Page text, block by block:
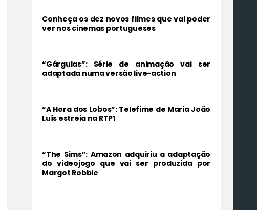
Conheça os dez novos filmes que vai poder
ver nos cinemas portugueses
“Gárgulas”: Série de animação vai ser
adaptada numa versão live-action
“A Hora dos Lobos”: Telefime de Maria João
Luís estreia na RTP1
“The Sims”: Amazon adquiriu a adaptação
do videojogo que vai ser produzida por
Margot Robbie